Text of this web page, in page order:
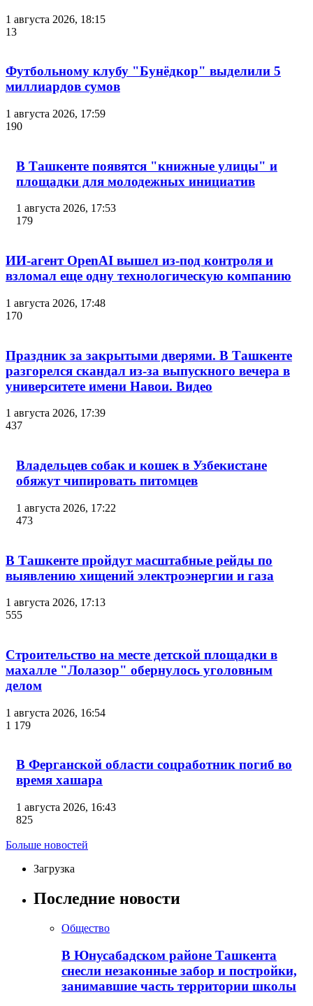
1 августа 2026, 18:15
13
Футбольному клубу "Бунёдкор" выделили 5
миллиардов сумов
1 августа 2026, 17:59
190
В Ташкенте появятся "книжные улицы" и
площадки для молодежных инициатив
1 августа 2026, 17:53
179
ИИ-агент OpenAI вышел из-под контроля и
взломал еще одну технологическую компанию
1 августа 2026, 17:48
170
Праздник за закрытыми дверями. В Ташкенте
разгорелся скандал из-за выпускного вечера в
университете имени Навои. Видео
1 августа 2026, 17:39
437
Владельцев собак и кошек в Узбекистане
обяжут чипировать питомцев
1 августа 2026, 17:22
473
В Ташкенте пройдут масштабные рейды по
выявлению хищений электроэнергии и газа
1 августа 2026, 17:13
555
Строительство на месте детской площадки в
махалле "Лолазор" обернулось уголовным
делом
1 августа 2026, 16:54
1 179
В Ферганской области соцработник погиб во
время хашара
1 августа 2026, 16:43
825
Больше новостей
Загрузка
Последние новости
Общество
В Юнусабадском районе Ташкента
снесли незаконные забор и постройки,
занимавшие часть территории школы